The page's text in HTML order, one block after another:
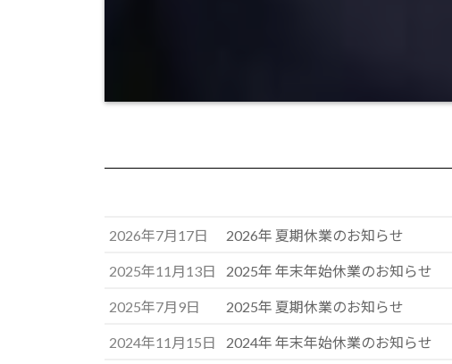
2026年7月17日 2026年 夏期休業のお知らせ
2025年11月13日 2025年 年末年始休業のお知らせ
2025年7月9日 2025年 夏期休業のお知らせ
2024年11月15日 2024年 年末年始休業のお知らせ